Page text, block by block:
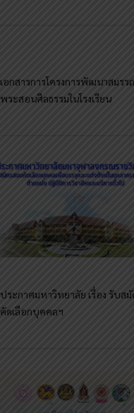
เอกสารการโครงการพัฒนาสมรร
พระสอนศีลธรรมในโรงเรียน
ประกาศมหาวิทยาลัย เรื่อง รับส
คัดเลือกบุคคลฯ